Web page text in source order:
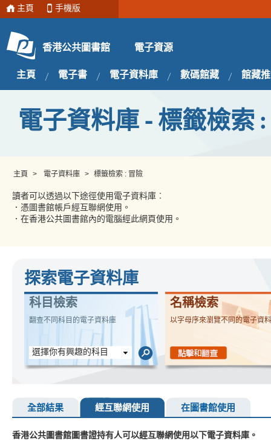
主頁 手機版
香港公共圖書館 電子資源
主頁 電子書 電子資料庫 數碼館藏 館藏
電子資料庫 - 標籤檢索 :
主頁 > 電子資料庫 > 標籤檢索 : 冒險
讀者可以透過以下途徑使用電子資料庫︰
．憑圖書館帳戶經互聯網使用。
．在香港公共圖書館內的電腦經此網頁使用。
探索電子資料庫
科目檢索
翻查不同科目的電子資料庫
選擇你有興趣的科目
名稱檢索
以字母序來瀏覽不同的電子資
全部結果 經互聯網使用 在圖書館使用
香港公共圖書館圖書證持有人可以經互聯網使用以下電子資料庫。